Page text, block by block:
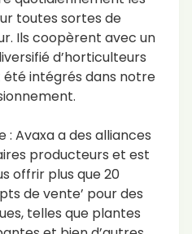
toutes sortes de
Ils coopèrent avec un
d’horticulteurs
été intégrés dans notre
Avaxa a des alliances
producteurs et est
offrir plus que 20
de vente’ pour des
telles que plantes